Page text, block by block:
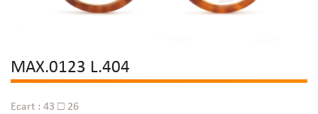
MAX.0123 L.404
Ecart : 43 □ 26